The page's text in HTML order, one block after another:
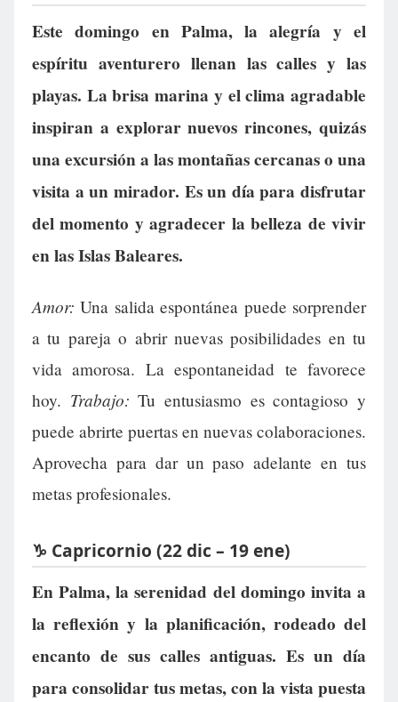
Este domingo en Palma, la alegría y el
espíritu aventurero llenan las calles y las
playas. La brisa marina y el clima agradable
inspiran a explorar nuevos rincones, quizás
una excursión a las montañas cercanas o una
visita a un mirador. Es un día para disfrutar
del momento y agradecer la belleza de vivir
en las Islas Baleares.
Amor: Una salida espontánea puede sorprender
a tu pareja o abrir nuevas posibilidades en tu
vida amorosa. La espontaneidad te favorece
hoy. Trabajo: Tu entusiasmo es contagioso y
puede abrirte puertas en nuevas colaboraciones.
Aprovecha para dar un paso adelante en tus
metas profesionales.
♑ Capricornio (22 dic – 19 ene)
En Palma, la serenidad del domingo invita a
la reflexión y la planificación, rodeado del
encanto de sus calles antiguas. Es un día
para consolidar tus metas, con la vista puesta